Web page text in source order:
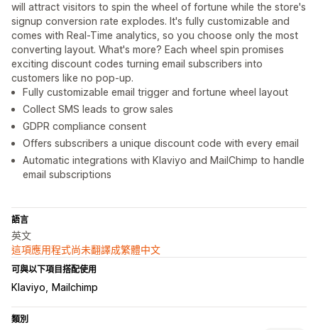
will attract visitors to spin the wheel of fortune while the store's
signup conversion rate explodes. It's fully customizable and
comes with Real-Time analytics, so you choose only the most
converting layout. What's more? Each wheel spin promises
exciting discount codes turning email subscribers into
customers like no pop-up.
Fully customizable email trigger and fortune wheel layout
Collect SMS leads to grow sales
GDPR compliance consent
Offers subscribers a unique discount code with every email
Automatic integrations with Klaviyo and MailChimp to handle
email subscriptions
語言
英文
這項應用程式尚未翻譯成繁體中文
可與以下項目搭配使用
Klaviyo Mailchimp
類別